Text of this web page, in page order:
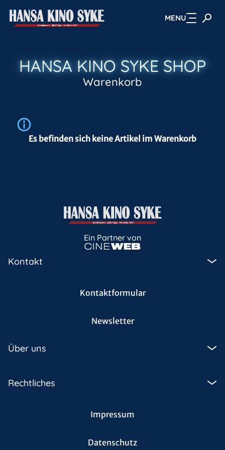
Zum Hauptinhalt springen MENU
HANSA KINO SYKE SHOP
Warenkorb
Es befinden sich keine Artikel im Warenkorb
Ein Partner von
Kontakt
Kontaktformular
Newsletter
Über uns
Rechtliches
Impressum
Datenschutz